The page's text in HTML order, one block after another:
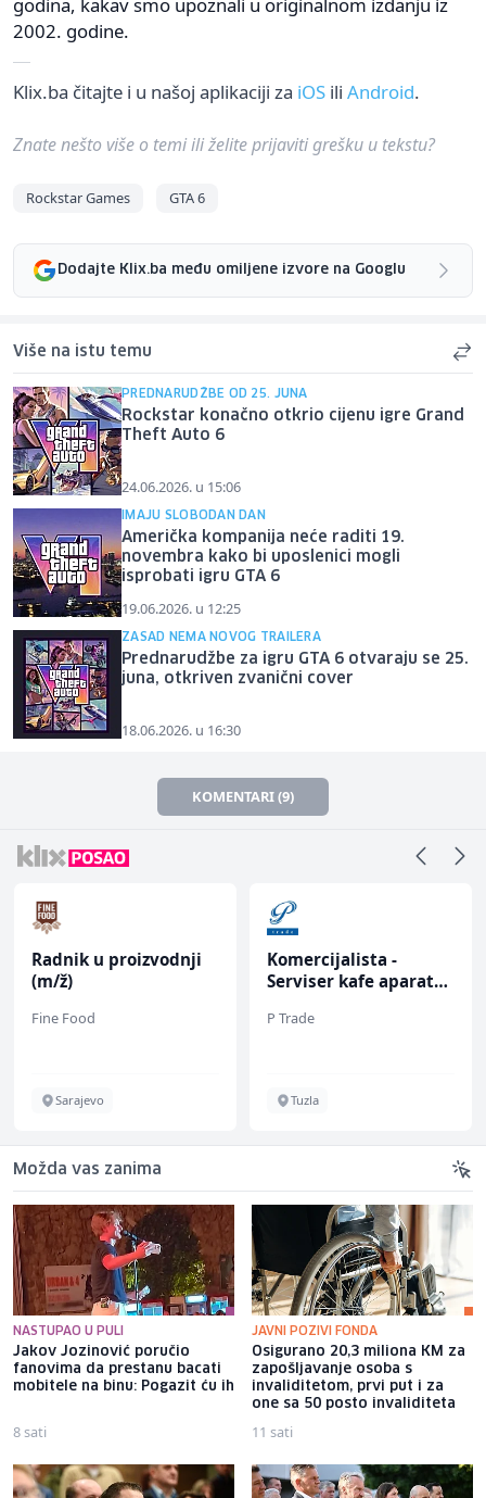
2002. godine.
Klix.ba čitajte i u našoj aplikaciji za iOS ili Android.
Znate nešto više o temi ili želite prijaviti grešku u tekstu?
Rockstar Games GTA 6
Dodajte Klix.ba među omiljene izvore na Googlu
Više na istu temu
PREDNARUDŽBE OD 25. JUNA
Rockstar konačno otkrio cijenu igre Grand
Theft Auto 6
24.06.2026. u 15:06
IMAJU SLOBODAN DAN
Američka kompanija neće raditi 19.
novembra kako bi uposlenici mogli
isprobati igru GTA 6
19.06.2026. u 12:25
ZASAD NEMA NOVOG TRAILERA
Prednarudžbe za igru GTA 6 otvaraju se 25.
juna, otkriven zvanični cover
18.06.2026. u 16:30
KOMENTARI (9)
Radnik u proizvodnji
(m/ž)
Fine Food
Sarajevo
Komercijalista -
Serviser kafe aparata
P Trade
Tuzla
Možda vas zanima
NASTUPAO U PULI
Jakov Jozinović poručio
fanovima da prestanu bacati
mobitele na binu: Pogazit ću ih
8 sati
JAVNI POZIVI FONDA
Osigurano 20,3 miliona KM za
zapošljavanje osoba s
invaliditetom, prvi put i za
one sa 50 posto invaliditeta
11 sati